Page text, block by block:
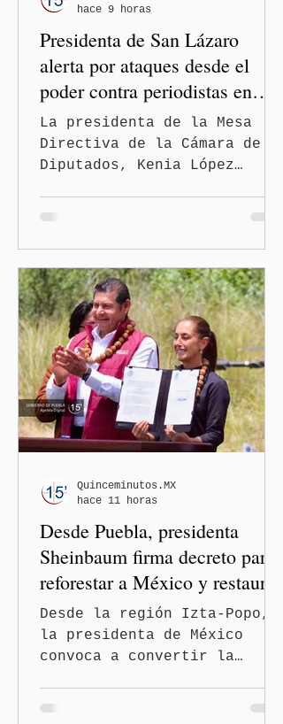
Presidenta de San Lázaro
alerta por ataques desde el
poder contra periodistas en
México
La presidenta de la Mesa
Directiva de la Cámara de
Diputados, Kenia López
normalicen las
descalificaciones, amenazas
y mecanismos de presión
contra periodistas, al
señalar que la libertad de
expresión puede debilitarse
de manera gradual hasta
convertirse en una
restricción al ejercicio
informativo.
hace 9 horas
Desde Puebla, presidenta
Sheinbaum firma decreto para
reforestar a México y restaurar
ecosistemas
Desde la región Izta-Popo,
la presidenta de México
convoca a convertir la
Quinceminutos.MX
hace 11 horas